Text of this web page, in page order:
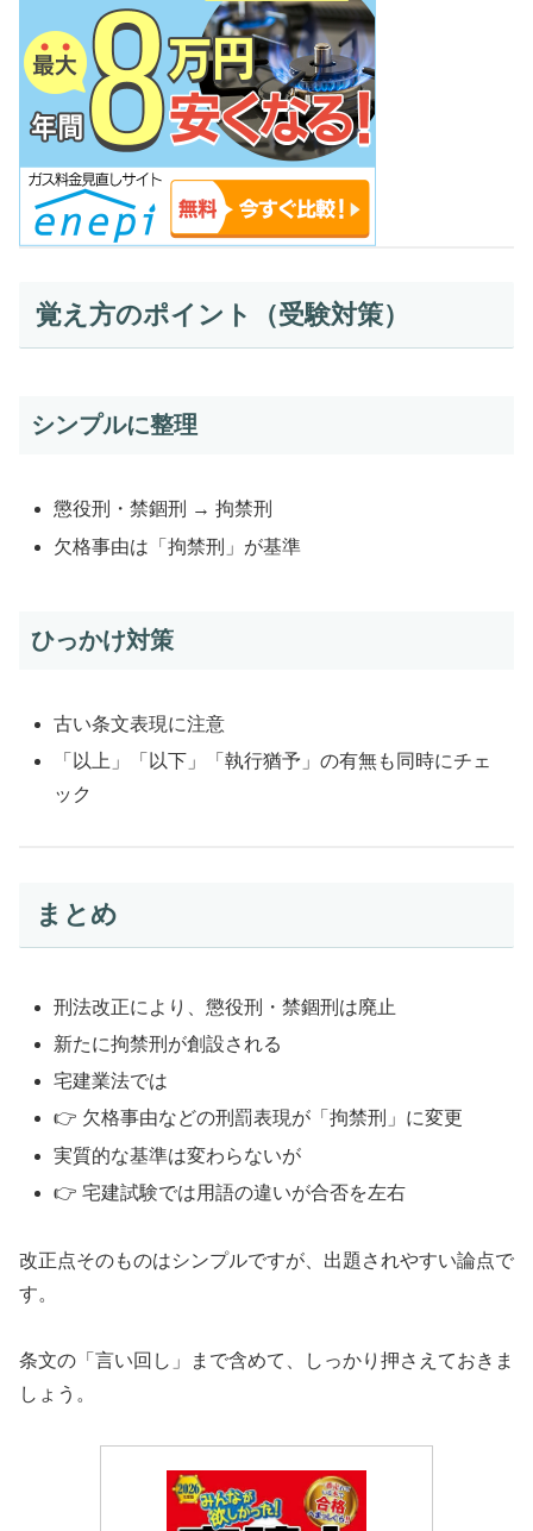
覚え方のポイント（受験対策）
シンプルに整理
懲役刑・禁錮刑 → 拘禁刑
欠格事由は「拘禁刑」が基準
ひっかけ対策
古い条文表現に注意
「以上」「以下」「執行猶予」の有無も同時にチェ
ック
まとめ
刑法改正により、懲役刑・禁錮刑は廃止
新たに拘禁刑が創設される
宅建業法では
👉 欠格事由などの刑罰表現が「拘禁刑」に変更
実質的な基準は変わらないが
👉 宅建試験では用語の違いが合否を左右
改正点そのものはシンプルですが、出題されやすい論点で
す。
条文の「言い回し」まで含めて、しっかり押さえておきま
しょう。